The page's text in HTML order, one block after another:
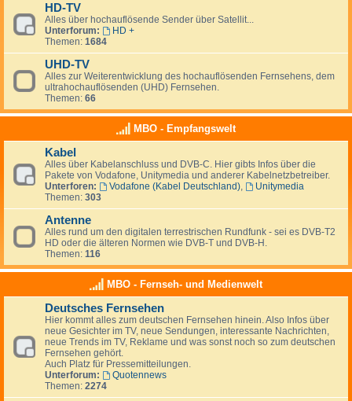
HD-TV
Alles über hochauflösende Sender über Satellit...
Unterforum:
HD +
Themen: 1684
UHD-TV
Alles zur Weiterentwicklung des hochauflösenden Fernsehens, dem
ultrahochauflösenden (UHD) Fernsehen.
Themen: 66
MBO - Empfangswelt
Kabel
Alles über Kabelanschluss und DVB-C. Hier gibts Infos über die
Pakete von Vodafone, Unitymedia und anderer Kabelnetzbetreiber.
Unterforen:
Vodafone (Kabel Deutschland),
Unitymedia
Themen: 303
Antenne
Alles rund um den digitalen terrestrischen Rundfunk - sei es DVB-T2
HD oder die älteren Normen wie DVB-T und DVB-H.
Themen: 116
MBO - Fernseh- und Medienwelt
Deutsches Fernsehen
Hier kommt alles zum deutschen Fernsehen hinein. Also Infos über
neue Gesichter im TV, neue Sendungen, interessante Nachrichten,
neue Trends im TV, Reklame und was sonst noch so zum deutschen
Fernsehen gehört.
Auch Platz für Pressemitteilungen.
Unterforum:
Quotennews
Themen: 2274